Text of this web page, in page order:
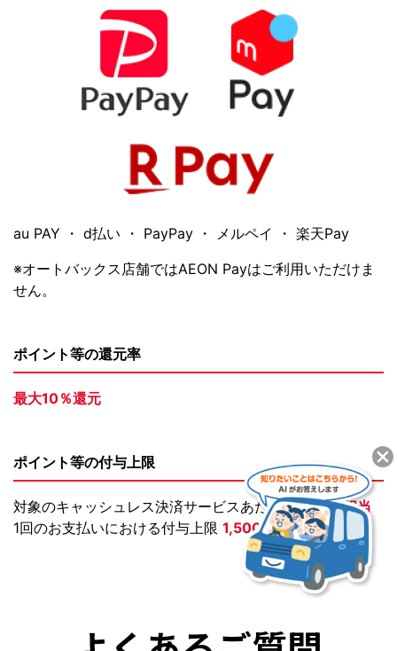
au PAY ・ d払い ・ PayPay ・ メルペイ ・ 楽天Pay
※オートバックス店舗ではAEON Payはご利用いただけま
せん。
ポイント等の還元率
最大10％還元
ポイント等の付与上限
対象のキャッシュレス決済サービスあたり2,500円相当
1回のお支払いにおける付与上限 1,500円相当